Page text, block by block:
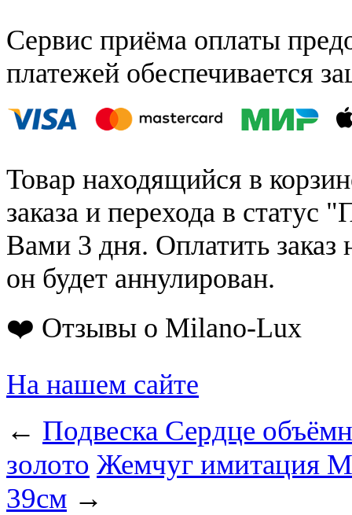
Сервис приёма оплаты
платежей обеспечивается
Товар находящийся в
заказа и перехода в статус
Вами 3 дня. Оплатить заказ
он будет аннулирован.
❤️ Отзывы о Milano-Lux
На нашем сайте
← Подвеска Сердце
золото Жемчуг имитация
39см →